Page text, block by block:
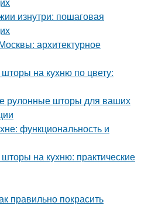
изнутри: пошаговая
архитектурное
на кухню по цвету:
рулонные шторы для ваших
функциональность и
на кухню: практические
правильно покрасить